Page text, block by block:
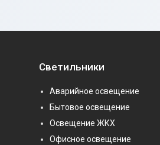
Светильники
Аварийное освещение
Бытовое освещение
Освещение ЖКХ
Офисное освещение